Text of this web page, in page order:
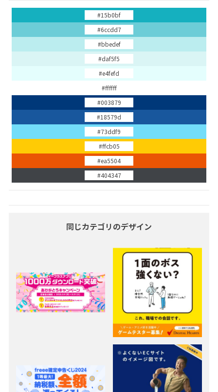
#15b0bf
#6ccdd7
#bbedef
#daf5f5
#e4fefd
#ffffff
#003879
#18579d
#73ddf9
#ffcb05
#ea5504
#404347
同じカテゴリのデザイン